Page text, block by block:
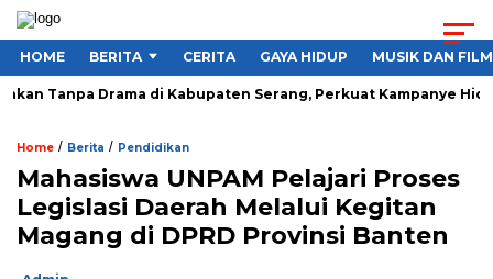
HOME BERITA CERITA GAYA HIDUP MUSIK DAN FILM
Tanpa Drama di Kabupaten Serang, Perkuat Kampanye Hidup
Home / Berita / Pendidikan
Mahasiswa UNPAM Pelajari Proses
Legislasi Daerah Melalui Kegitan
Magang di DPRD Provinsi Banten